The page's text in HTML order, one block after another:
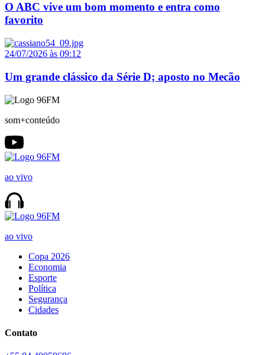
O ABC vive um bom momento e entra como
favorito
24/07/2026 às 09:12
Um grande clássico da Série D; aposto no Mecão
som+conteúdo
ao vivo
ao vivo
Copa 2026
Economia
Esporte
Política
Segurança
Cidades
Contato